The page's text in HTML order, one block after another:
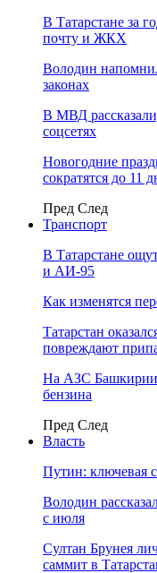
В Татарстане за
почту и ЖКХ
Володин
законах
В МВД
соцсетях
Новогодние
сократятся до 11
Пред След
Транспорт
В Татарстане
и АИ-95
Как изменятся
Татарстан
повреждают
На АЗС Башкирии
бензина
Пред След
Власть
Путин: ключевая
Володин
с июля
Султан Брунея
саммит в